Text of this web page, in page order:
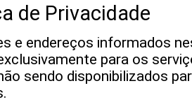
de Privacidade
e endereços informados
para os
sendo disponibilizados